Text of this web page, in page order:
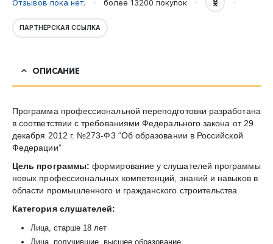
Отзывов пока нет. более 13200 покупок
ПАРТНЁРСКАЯ ССЫЛКА
ОПИСАНИЕ
Программа профессиональной переподготовки разработана
в соответствии с требованиями Федерального закона от 29
декабря 2012 г. №273-Ф3 “Об образовании в Российской
Федерации”
Цель программы: формирование у слушателей программы
новых профессиональных компетенций, знаний и навыков в
области промышленного и гражданского строительства
Категория слушателей:
Лица, старше 18 лет
Лица, получившие высшее образование